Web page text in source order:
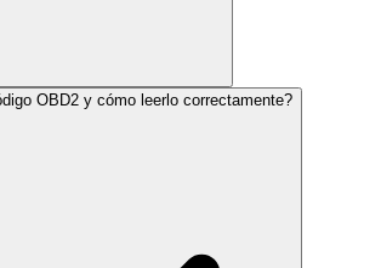
OBD2 y cómo leerlo correctamente?